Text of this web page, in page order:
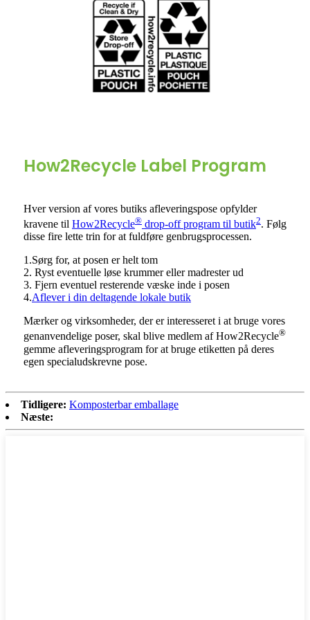
How2Recycle Label Program
Hver version af vores butiks afleveringspose opfylder
kravene til How2Recycle® drop-off program til butik2. Følg
disse fire lette trin for at fuldføre genbrugsprocessen.
1.Sørg for, at posen er helt tom
2. Ryst eventuelle løse krummer eller madrester ud
3. Fjern eventuel resterende væske inde i posen
4.Aflever i din deltagende lokale butik
Mærker og virksomheder, der er interesseret i at bruge vores
genanvendelige poser, skal blive medlem af How2Recycle®
gemme afleveringsprogram for at bruge etiketten på deres
egen specialudskrevne pose.
Tidligere: Komposterbar emballage
Næste: